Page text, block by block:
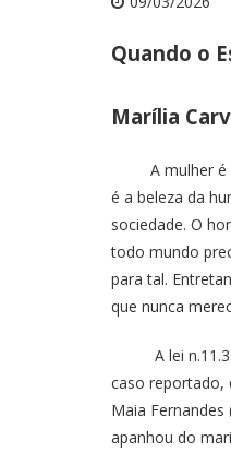
Quando o
Marília
A mulher é
é a beleza da
sociedade. O
todo mundo
para tal.
que nunca
A lei
caso reportado,
Maia
apanhou do